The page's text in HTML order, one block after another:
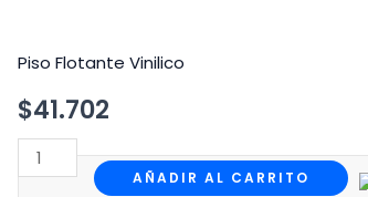
Piso Flotante Vinilico
$41.702
Piso
Flotante
Vinílico
Gris
AÑADIR AL CARRITO